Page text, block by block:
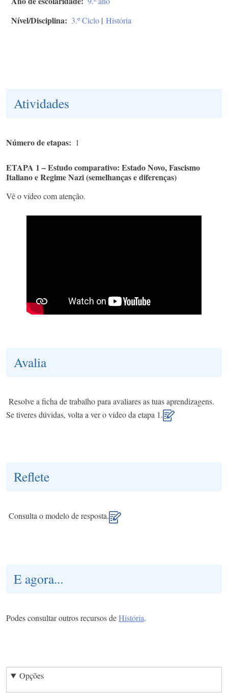
Nível/Disciplina 3.º Ciclo | História
Atividades
Número de etapas 1
ETAPA 1 – Estudo comparativo: Estado Novo, Fascismo
Italiano e Regime Nazi (semelhanças e diferenças)
Vê o vídeo com atenção.
Avalia
Resolve a ficha de trabalho para avaliares as tuas aprendizagens.
Se tiveres dúvidas, volta a ver o vídeo da etapa 1.
Reflete
Consulta o modelo de resposta.
E agora...
Podes consultar outros recursos deHistória.
Opções